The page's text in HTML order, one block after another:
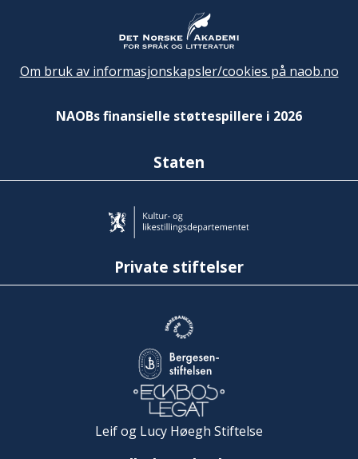
Om bruk av informasjonskapsler/cookies på naob.no
NAOBs finansielle støttespillere i 2026
Staten
Private stiftelser
Leif og Lucy Høegh Stiftelse